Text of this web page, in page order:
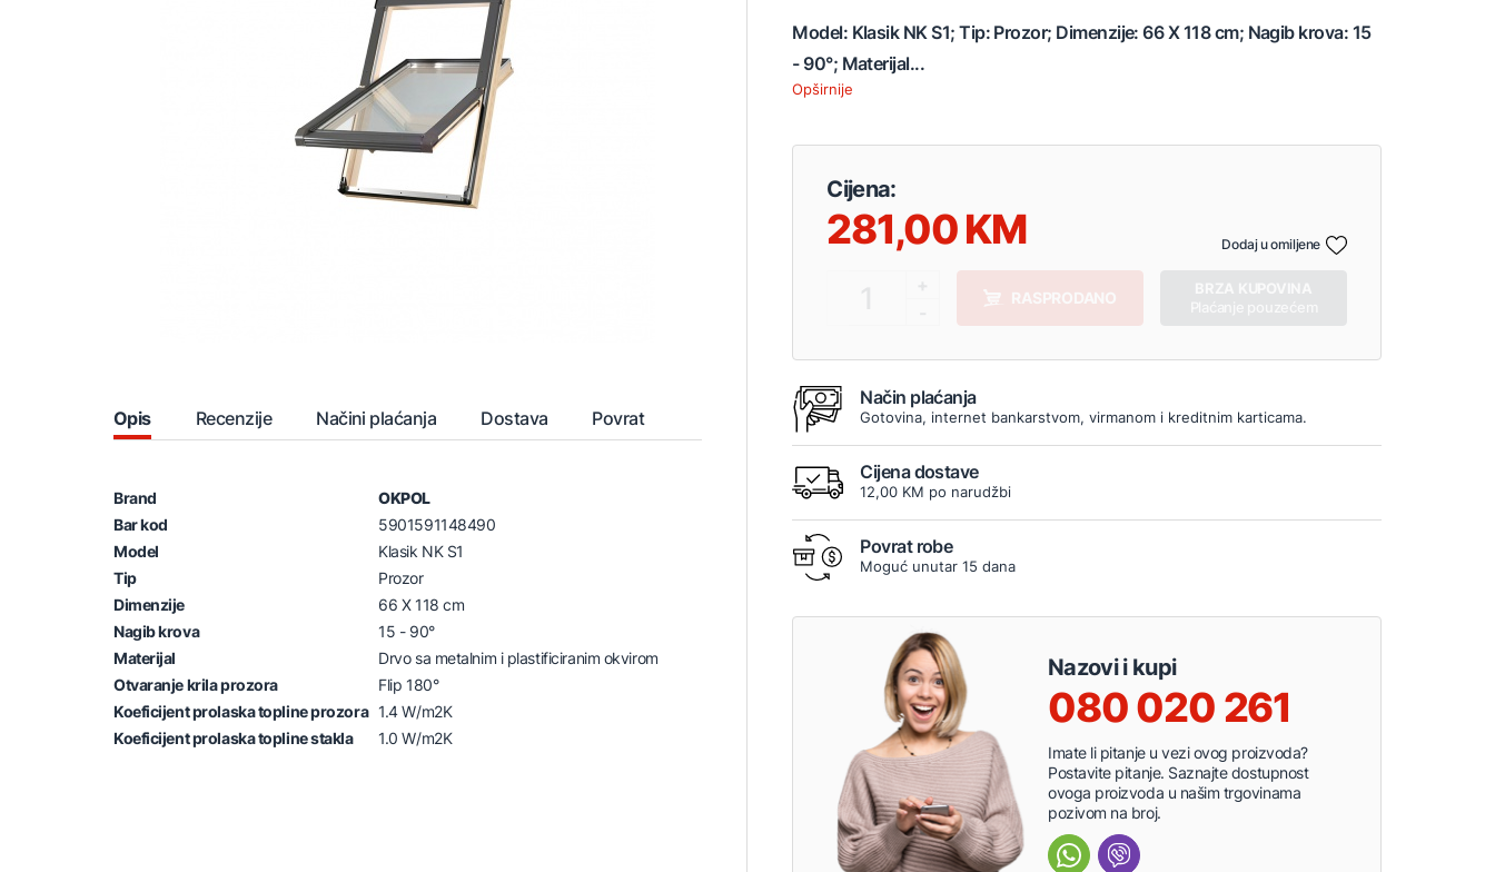
Opis Recenzije Načini plaćanja Dostava Povrat
Brand
OKPOL
Bar kod
5901591148490
Model
Klasik NK S1
Tip
Prozor
Dimenzije
66 X 118 cm
Nagib krova
15 - 90°
Materijal
Drvo sa metalnim i plastificiranim okvirom
Otvaranje krila prozora
Flip 180°
Koeficijent prolaska topline prozora 1.4 W/m2K
Koeficijent prolaska topline stakla
1.0 W/m2K
Model: Klasik NK S1; Tip: Prozor; Dimenzije: 66 X 118 cm; Nagib krova: 15
- 90°; Materijal...
Opširnije
Cijena:
281,00
RASPRODANO
Dodaj u omiljene
Način plaćanja
Gotovina, internet bankarstvom, virmanom i kreditnim karticama.
Cijena dostave
12,00 KM po narudžbi
Povrat robe
Moguć unutar 15 dana
Nazovi i kupi
080 020 261
Imate li pitanje u vezi ovog proizvoda?
Postavite pitanje. Saznajte dostupnost
ovoga proizvoda u našim trgovinama
pozivom na broj.